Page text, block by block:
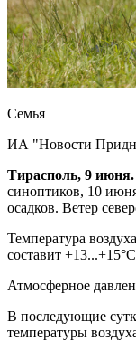
Семья
ИА "Новости
Тирасполь, 9
синоптиков, 10
осадков. Ветер
Температура
составит
Атмосферное
В последующие
температуры